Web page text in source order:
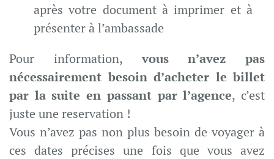
après votre document à imprimer et à
présenter à l’ambassade
Pour information,vous n’avez pas
nécessairement besoin d’acheter le billet
par la suite en passant par l’agence, c’est
juste une reservation !
Vous n’avez pas non plus besoin de voyager à
ces dates précises une fois que vous avez